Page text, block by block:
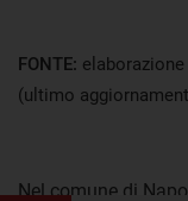
FONTE:
(ultimo
Nel comune di